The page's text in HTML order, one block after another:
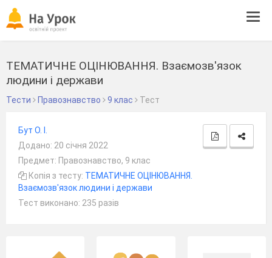
ТЕМАТИЧНЕ ОЦІНЮВАННЯ. Взаємозв'язок
людини і держави
Тести Правознавство 9 клас Тест
Бут О. І.
Додано: 20 січня 2022
Предмет: Правознавство, 9 клас
Копія з тесту: ТЕМАТИЧНЕ ОЦІНЮВАННЯ.
Взаємозв'язок людини і держави
Тест виконано: 235 разів